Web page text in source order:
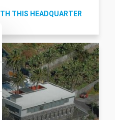
THIS HEADQUARTER